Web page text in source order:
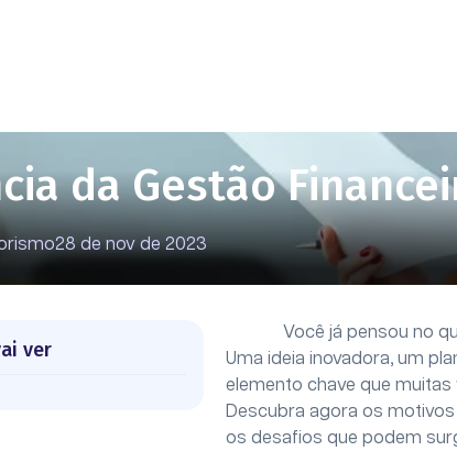
da Gestão
28 de nov de 2023
ver
Você já pensou no
Uma ideia inovadora, um
elemento chave que
Descubra agora os
os desafios que podem